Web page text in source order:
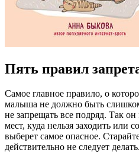
Пять правил
Самое главное правило, о
малыша не должно быть
не запрещать все подряд. Так
мест, куда нельзя заходить или
выберет самое опасное.
действительно не следует делать.